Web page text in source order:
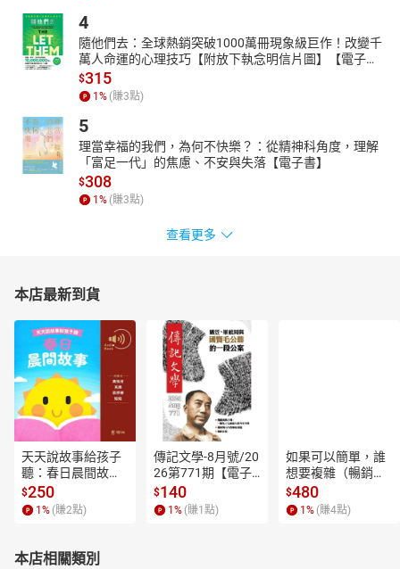
4
隨他們去：全球熱銷突破1000萬冊現象級巨作！改變千
萬人命運的心理技巧【附放下執念明信片圖】【電子
書】
$315
1 % (賺3點)
5
理當幸福的我們，為何不快樂？：從精神科角度，理解
「富足一代」的焦慮、不安與失落【電子書】
$308
1 % (賺3點)
查看更多
本店最新到貨
天天說故事給孩子
聽：春日晨間故事
【有聲書】
$250
1 % (賺2點)
傳記文學-8月號/20
26第771期【電子
書】
$140
1 % (賺1 點)
如果可以簡單，誰
想要複雜（暢銷經
典新編版）【電子
書】
$480
1 % (賺4點)
本店相關類別